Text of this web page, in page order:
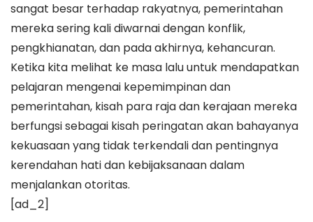
sangat besar terhadap rakyatnya, pemerintahan
mereka sering kali diwarnai dengan konflik,
pengkhianatan, dan pada akhirnya, kehancuran.
Ketika kita melihat ke masa lalu untuk mendapatkan
pelajaran mengenai kepemimpinan dan
pemerintahan, kisah para raja dan kerajaan mereka
berfungsi sebagai kisah peringatan akan bahayanya
kekuasaan yang tidak terkendali dan pentingnya
kerendahan hati dan kebijaksanaan dalam
menjalankan otoritas.
[ad_2]